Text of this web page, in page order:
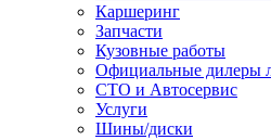
Каршеринг
Запчасти
Кузовные работы
Официальные дилеры
СТО и Автосервис
Услуги
Шины/диски